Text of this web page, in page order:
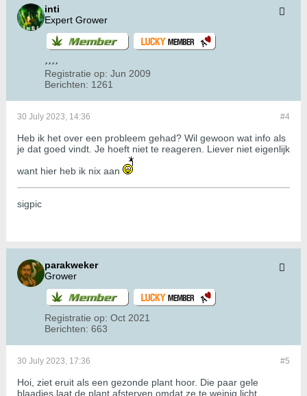
inti
Expert Grower
Registratie op: Jun 2009
Berichten: 1261
#4
30 July 2023, 14:36
Heb ik het over een probleem gehad? Wil gewoon wat info als
je dat goed vindt. Je hoeft niet te reageren. Liever niet eigenlijk
want hier heb ik nix aan
sigpic
parakweker
Grower
Registratie op: Oct 2021
Berichten: 663
#5
30 July 2023, 17:36
Hoi, ziet eruit als een gezonde plant hoor. Die paar gele
blaadjes laat de plant afsterven omdat ze te weinig licht